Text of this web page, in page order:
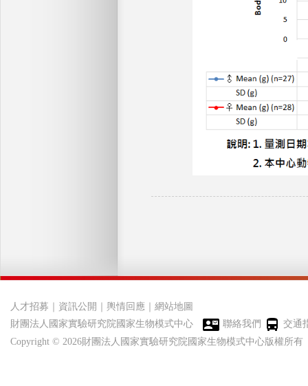
人才招募 資訊公開 輿情回應
網站地圖
財團法人國家實驗研究院國家生物模式中心
聯絡我們
交通
Copyright © 2026財團法人國家實驗研究院國家生物模式中心版權